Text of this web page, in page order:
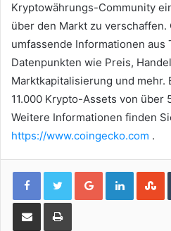
Kryptowährungs-Community
über den Markt zu verschaffen.
umfassende Informationen aus
Datenpunkten wie Preis,
Marktkapitalisierung und mehr.
11.000 Krypto-Assets von über
Weitere Informationen finden
https://www.coingecko.com .
Google+LinkedIn
Share via Email Print